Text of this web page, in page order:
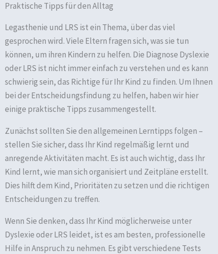
Praktische Tipps für den Alltag
Legasthenie und LRS ist ein Thema, über das viel
gesprochen wird. Viele Eltern fragen sich, was sie tun
können, um ihren Kindern zu helfen. Die Diagnose Dyslexie
oder LRS ist nicht immer einfach zu verstehen und es kann
schwierig sein, das Richtige für Ihr Kind zu finden. Um Ihnen
bei der Entscheidungsfindung zu helfen, haben wir hier
einige praktische Tipps zusammengestellt.
Zunächst sollten Sie den allgemeinen Lerntipps folgen –
stellen Sie sicher, dass Ihr Kind regelmäßig lernt und
anregende Aktivitäten macht. Es ist auch wichtig, dass Ihr
Kind lernt, wie man sich organisiert und Zeitpläne erstellt.
Dies hilft dem Kind, Prioritäten zu setzen und die richtigen
Entscheidungen zu treffen.
Wenn Sie denken, dass Ihr Kind möglicherweise unter
Dyslexie oder LRS leidet, ist es am besten, professionelle
Hilfe in Anspruch zu nehmen. Es gibt verschiedene Tests